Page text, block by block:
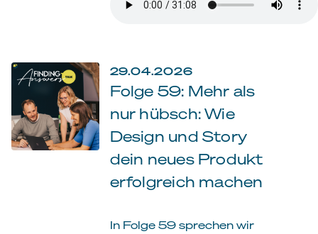
29.04.2026
Folge 59: Mehr als
nur hübsch: Wie
Design und Story
dein neues Produkt
erfolgreich machen
In Folge 59 sprechen wir